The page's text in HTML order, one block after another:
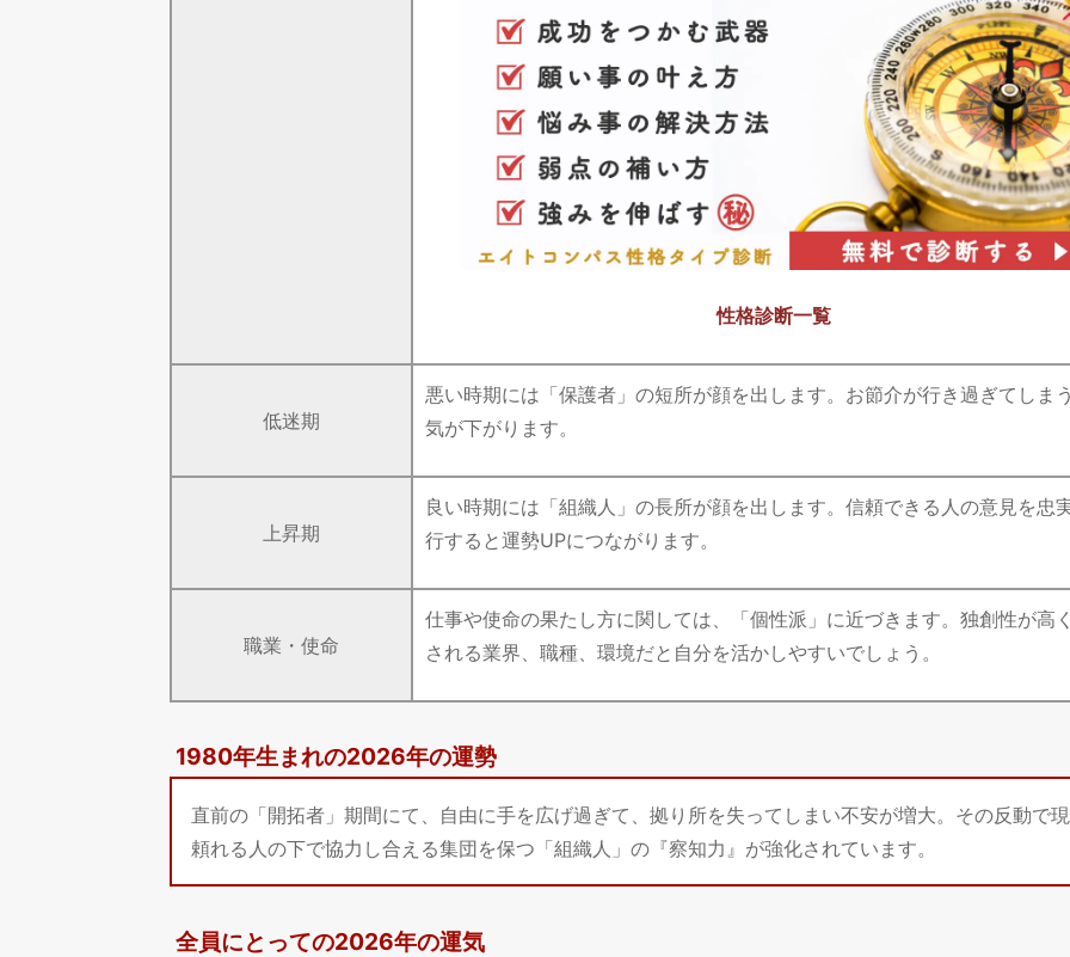
性格診断一覧
低迷期
悪い時期には「保護者」の短所が顔を出します。お節介が行き過ぎてしま
気が下がります。
上昇期
良い時期には「組織人」の長所が顔を出します。信頼できる人の意見を忠
行すると運勢UPにつながります。
職業・使命
仕事や使命の果たし方に関しては、「個性派」に近づきます。独創性が高
される業界、職種、環境だと自分を活かしやすいでしょう。
1980年生まれの2026年の運勢
直前の「開拓者」期間にて、自由に手を広げ過ぎて、拠り所を失ってしまい不安が増大。その反動で現
頼れる人の下で協力し合える集団を保つ「組織人」の『察知力』が強化されています。
全員にとっての2026年の運気